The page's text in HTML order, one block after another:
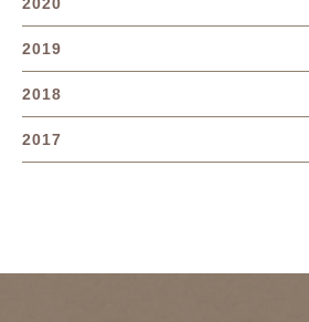
2019
2018
2017